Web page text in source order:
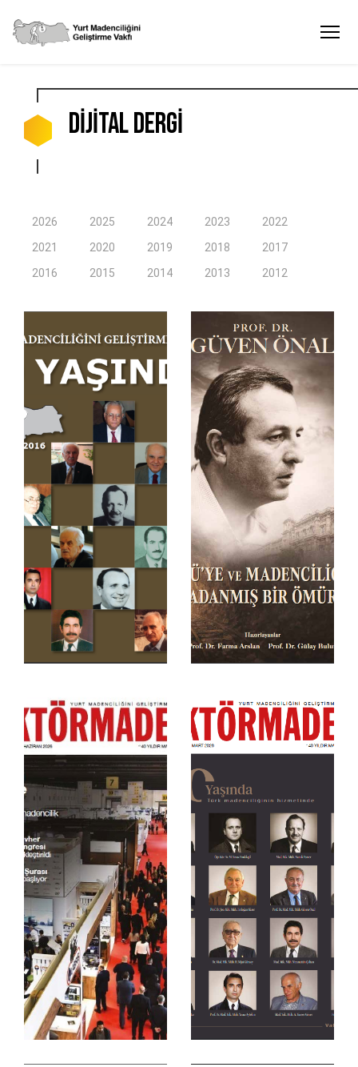
DİJİTAL DERGİ
2026 2025 2024 2023
2022
2021
2020 2019 2018
2017
2016
2015 2014 2013 2012